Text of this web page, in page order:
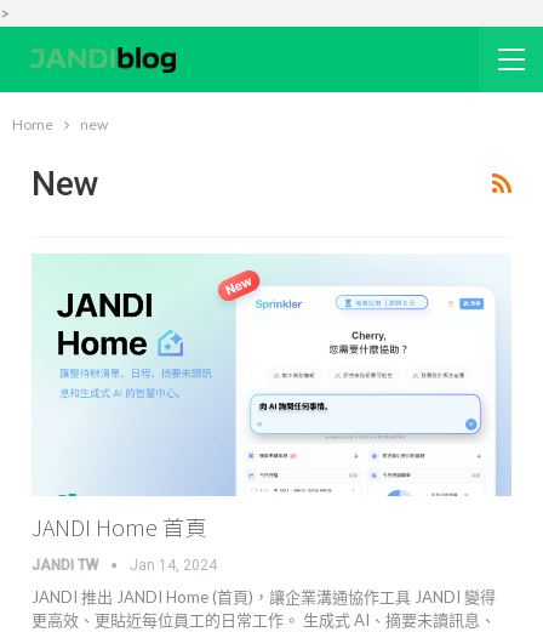
>
Home new
New
JANDI Home 首頁
JANDI TW Jan 14, 2024
JANDI 推出 JANDI Home (首頁)，讓企業溝通協作工具 JANDI 變得
更高效、更貼近每位員工的日常工作。 生成式 AI、摘要未讀訊息、